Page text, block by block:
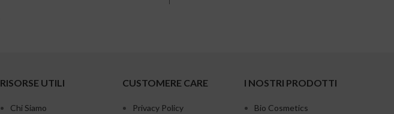
RISORSE UTILI
Chi Siamo
CUSTOMERE CARE
Privacy Policy
I NOSTRI PRODOTTI
Bio Cosmetics